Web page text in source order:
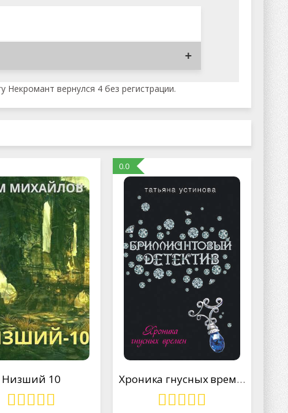
Некромант вернулся 4 без регистрации.
Низший 10
0.0
Хроника гнусных времен